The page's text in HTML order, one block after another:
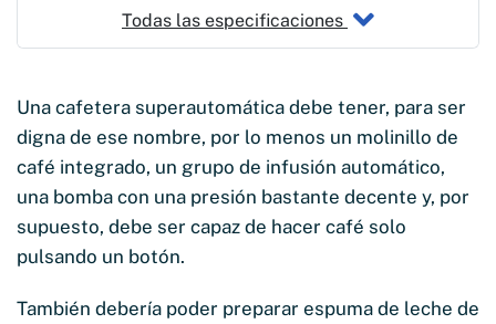
Todas las especificaciones
Una cafetera superautomática debe tener, para ser
digna de ese nombre, por lo menos un molinillo de
café integrado, un grupo de infusión automático,
una bomba con una presión bastante decente y, por
supuesto, debe ser capaz de hacer café solo
pulsando un botón.
También debería poder preparar espuma de leche de